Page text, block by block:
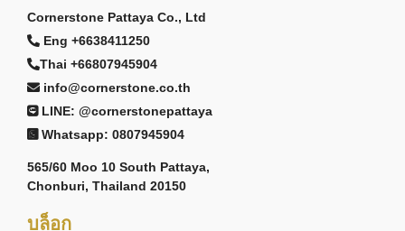
Cornerstone Pattaya Co., Ltd
Eng +6638411250
Thai +66807945904
info@cornerstone.co.th
LINE: @cornerstonepattaya
Whatsapp: 0807945904
565/60 Moo 10 South Pattaya,
Chonburi, Thailand 20150
บล็อก